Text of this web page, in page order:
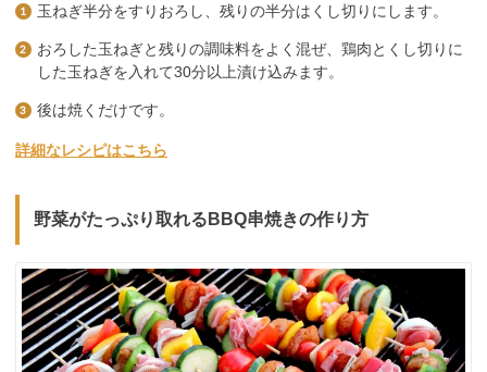
玉ねぎ半分をすりおろし、残りの半分はくし切りにします。
おろした玉ねぎと残りの調味料をよく混ぜ、鶏肉とくし切りに
した玉ねぎを入れて30分以上漬け込みます。
後は焼くだけです。
詳細なレシピはこちら
野菜がたっぷり取れるBBQ串焼きの作り方